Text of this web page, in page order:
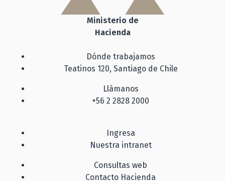
Ministerio de
Hacienda
Dónde trabajamos
Teatinos 120, Santiago de Chile
Llámanos
+56 2 2828 2000
Ingresa
Nuestra intranet
Consultas web
Contacto Hacienda